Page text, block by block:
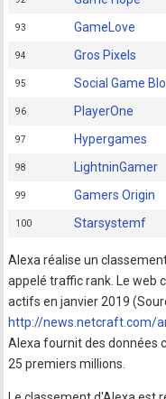
93 GameLove
94 Gros Pixels
95 Social Game
96 PlayerOne
97 Hypergames
98 LightninGamer
99 Gamers Origin
100 Starsystemf
Alexa réalise un
appelé traffic rank. Le web
actifs en janvier 2019
http://news.netcraft.com/
Alexa fournit des données
25 premiers millions.